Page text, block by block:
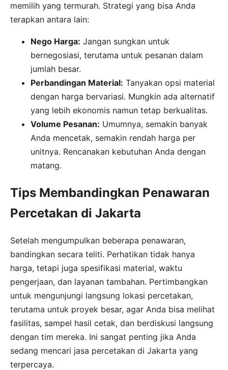
memilih yang termurah. Strategi yang bisa Anda
terapkan antara lain:
Nego Harga: Jangan sungkan untuk
bernegosiasi, terutama untuk pesanan dalam
jumlah besar.
Perbandingan Material: Tanyakan opsi material
dengan harga bervariasi. Mungkin ada alternatif
yang lebih ekonomis namun tetap berkualitas.
Volume Pesanan: Umumnya, semakin banyak
Anda mencetak, semakin rendah harga per
unitnya. Rencanakan kebutuhan Anda dengan
matang.
Tips Membandingkan Penawaran
Percetakan di Jakarta
Setelah mengumpulkan beberapa penawaran,
bandingkan secara teliti. Perhatikan tidak hanya
harga, tetapi juga spesifikasi material, waktu
pengerjaan, dan layanan tambahan. Pertimbangkan
untuk mengunjungi langsung lokasi percetakan,
terutama untuk proyek besar, agar Anda bisa melihat
fasilitas, sampel hasil cetak, dan berdiskusi langsung
dengan tim mereka. Ini sangat penting jika Anda
sedang mencari jasa percetakan di Jakarta yang
terpercaya.